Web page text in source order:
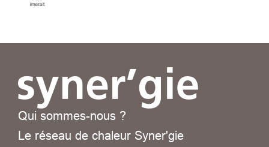
Qui sommes-nous ?
Le réseau de chaleur Syner'gie